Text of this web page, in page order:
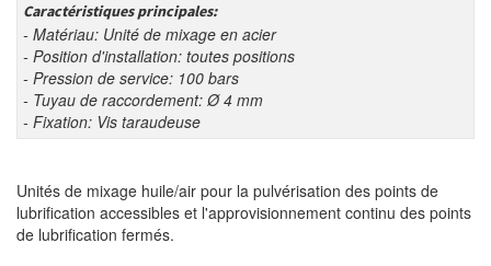
Caractéristiques principales:
- Matériau: Unité de mixage en acier
- Position d'installation: toutes positions
- Pression de service: 100 bars
- Tuyau de raccordement: Ø 4 mm
- Fixation: Vis taraudeuse
Unités de mixage huile/air pour la pulvérisation des points de
lubrification accessibles et l'approvisionnement continu des points
de lubrification fermés.